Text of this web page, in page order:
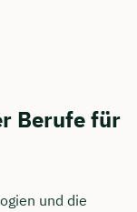
Berufe für
und die